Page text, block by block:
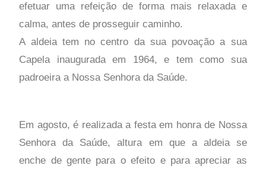
efetuar uma refeição de forma mais relaxada e
calma, antes de prosseguir caminho.
A aldeia tem no centro da sua povoação a sua
Capela inaugurada em 1964, e tem como sua
padroeira a Nossa Senhora da Saúde.
Em agosto, é realizada a festa em honra de Nossa
Senhora da Saúde, altura em que a aldeia se
enche de gente para o efeito e para apreciar as